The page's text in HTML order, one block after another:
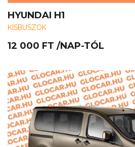
HYUNDAI H1
KISBUSZOK
12 000 FT /NAP-TÓL